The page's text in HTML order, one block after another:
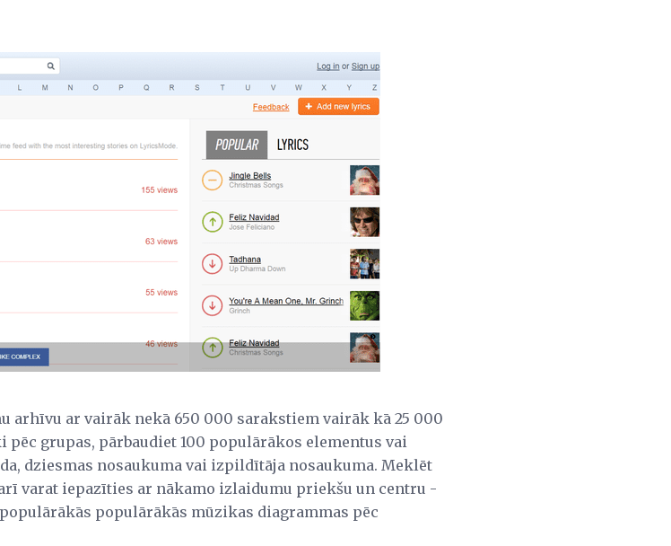
arhīvu ar vairāk nekā 650 000 sarakstiem vairāk kā 25 000
grupas, pārbaudiet 100 populārākos elementus vai
dziesmas nosaukuma vai izpildītāja nosaukuma. Meklēt
varat iepazīties ar nākamo izlaidumu priekšu un centru -
populārākās mūzikas diagrammas pēc